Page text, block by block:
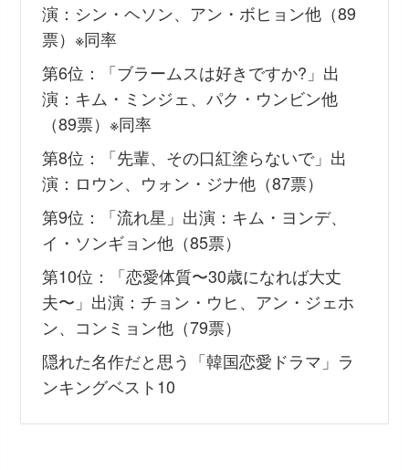
演：シン・ヘソン、アン・ボヒョン他（89
票）※同率
第6位：「ブラームスは好きですか?」出
演：キム・ミンジェ、パク・ウンビン他
（89票）※同率
第8位：「先輩、その口紅塗らないで」出
演：ロウン、ウォン・ジナ他（87票）
第9位：「流れ星」出演：キム・ヨンデ、
イ・ソンギョン他（85票）
第10位：「恋愛体質〜30歳になれば大丈
夫〜」出演：チョン・ウヒ、アン・ジェホ
ン、コンミョン他（79票）
隠れた名作だと思う「韓国恋愛ドラマ」ラ
ンキングベスト10